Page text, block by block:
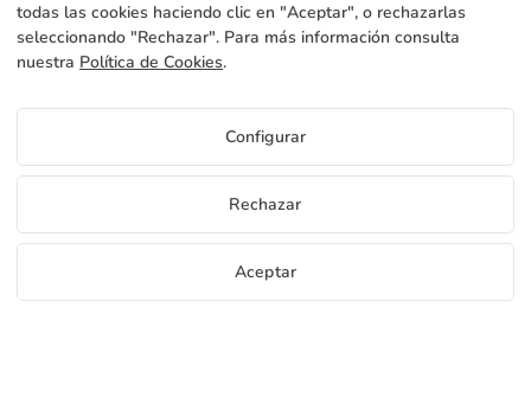
Fabrik info@adivin.com
Hvis du vil vide priser på Tilpasset telt få adgang til
Se pris for distributører
Blog
Produktion og forsendelse
FAQs
Juridisk meddelelse
Generelle vilkår og betingelser
Cookies policy
Fortrolighedspolitik
DK
C/ Generación 46-48 P.I. La Huertecilla 29196 Málaga Spanien | S.A CIF
A93349777
todas las cookies haciendo clic en "Aceptar", o rechazarlas
seleccionando "Rechazar". Para más información consulta
nuestra Política de Cookies.
Configurar
Rechazar
Aceptar